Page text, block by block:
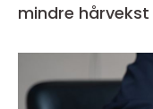
mindre hårvekst